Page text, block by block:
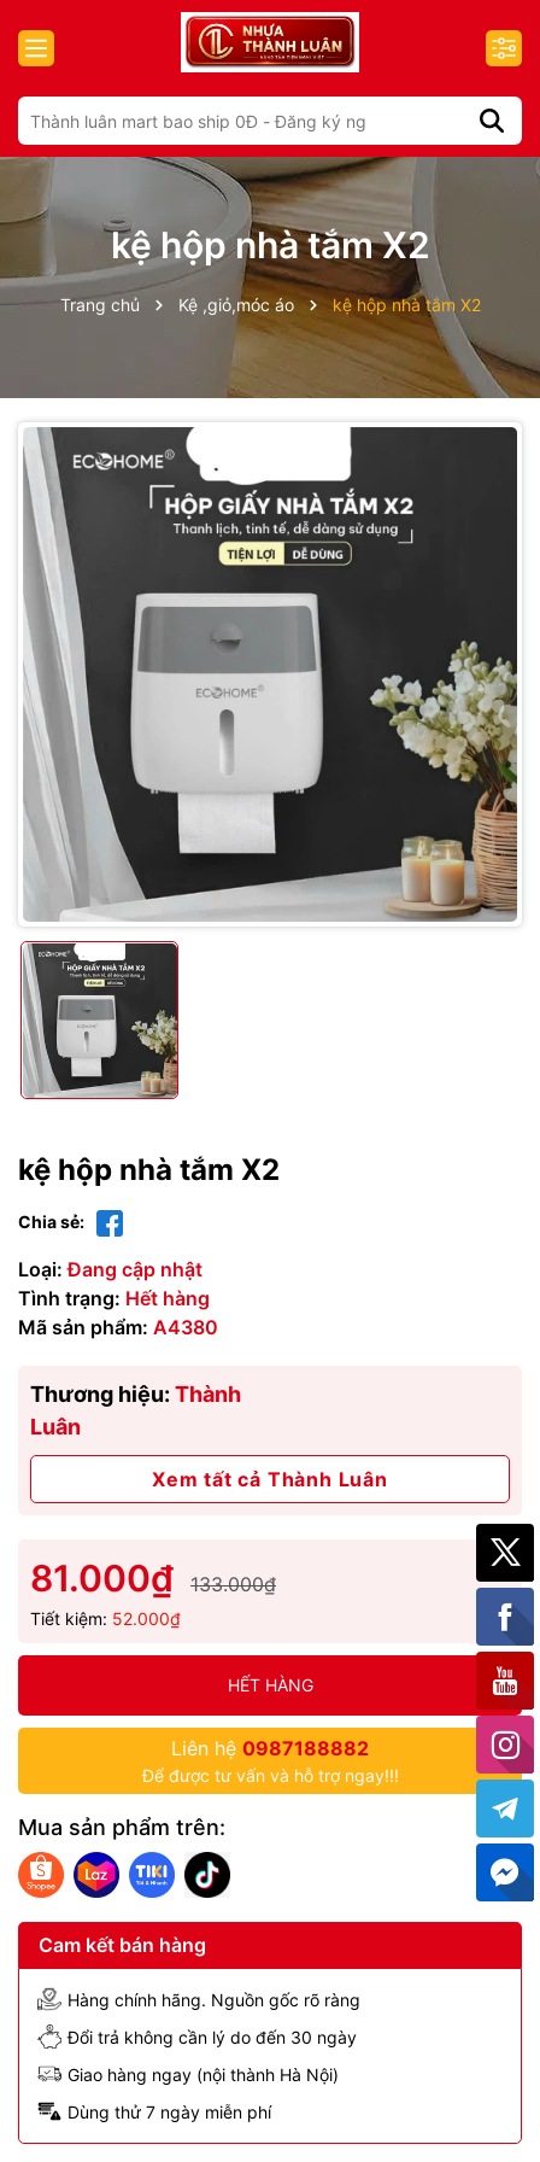
kệ hộp nhà tắm X2
Trang chủ Kệ ,giỏ,móc áo kệ hộp nhà tắm X2
kệ hộp nhà tắm X2
Chia sẻ:
Loại: Đang cập nhật
Tình trạng: Hết hàng
Mã sản phẩm: A4380
Thương hiệu: Thành
Luân
Xem tất cả Thành Luân
81.000₫ 133.000₫
Tiết kiệm: 52.000₫
HẾT HÀNG
Liên hệ 0987188882
Để được tư vấn và hỗ trợ ngay!!!
Mua sản phẩm trên:
Cam kết bán hàng
Hàng chính hãng. Nguồn gốc rõ ràng
Đổi trả không cần lý do đến 30 ngày
Giao hàng ngay (nội thành Hà Nội)
Dùng thử 7 ngày miễn phí